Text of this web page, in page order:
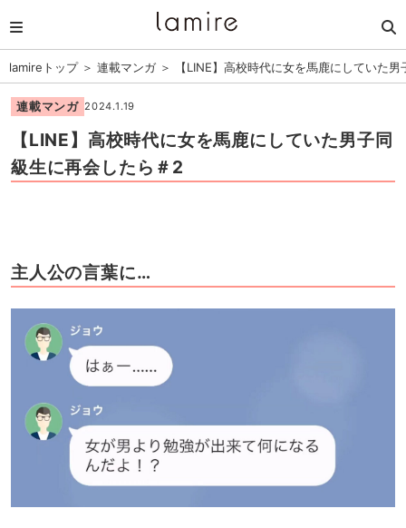
lamireトップ＞ 連載マンガ＞ 【LINE】高校時代に女を馬鹿にしていた
連載マンガ 2024.1.19
【LINE】高校時代に女を馬鹿にしていた男子同
級生に再会したら＃2
主人公の言葉に…